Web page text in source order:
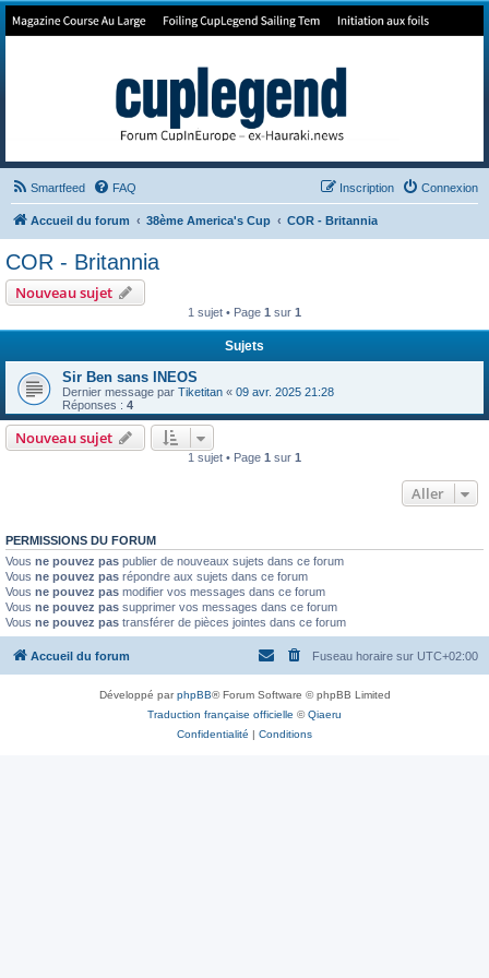
Forum de Cup In Europe
Smartfeed FAQ Connexion
Inscription
Accueil du forum 38ème America's Cup COR - Britannia
COR - Britannia
Nouveau sujet
1 sujet • Page 1 sur 1
Sujets
Sir Ben sans INEOS
Dernier message par Tiketitan « 09 avr. 2025 21:28
Réponses : 4
Nouveau sujet
1 sujet • Page 1 sur 1
Aller
PERMISSIONS DU FORUM
Vous ne pouvez pas publier de nouveaux sujets dans ce forum
Vous ne pouvez pas répondre aux sujets dans ce forum
Vous ne pouvez pas modifier vos messages dans ce forum
Vous ne pouvez pas supprimer vos messages dans ce forum
Vous ne pouvez pas transférer de pièces jointes dans ce forum
Accueil du forum Fuseau horaire sur UTC+02:00
Développé parphpBB® Forum Software © phpBB Limited
Traduction française officielle ©Qiaeru
Confidentialité | Conditions